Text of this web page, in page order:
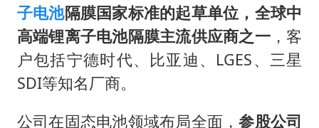
子电池隔膜国家标准的起草单位，全球中
高端锂离子电池隔膜主流供应商之一，客
户包括宁德时代、比亚迪、LGES、三星
SDI等知名厂商。
公司在固态电池领域布局全面，参股公司